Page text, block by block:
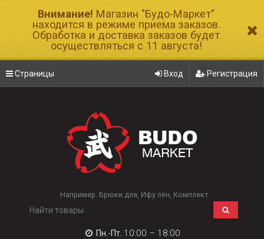
Внимание! Магазин "Будо-Маркет"
находится в режиме приема заказов.
Обработка и доставка заказов будет
осуществляться с 11 августа!
Страницы Вход Регистрация
Например: Брюки для Ифу лён Комплект
Пн.-Пт. 10:00 – 18:00